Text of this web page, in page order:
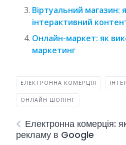
Віртуальний магазин:
інтерактивний
Онлайн-маркет: як
маркетинг
ЕЛЕКТРОННА КОМЕРЦІЯ
ОНЛАЙН ШОПІНГ
Електронна комерція:
рекламу в Google